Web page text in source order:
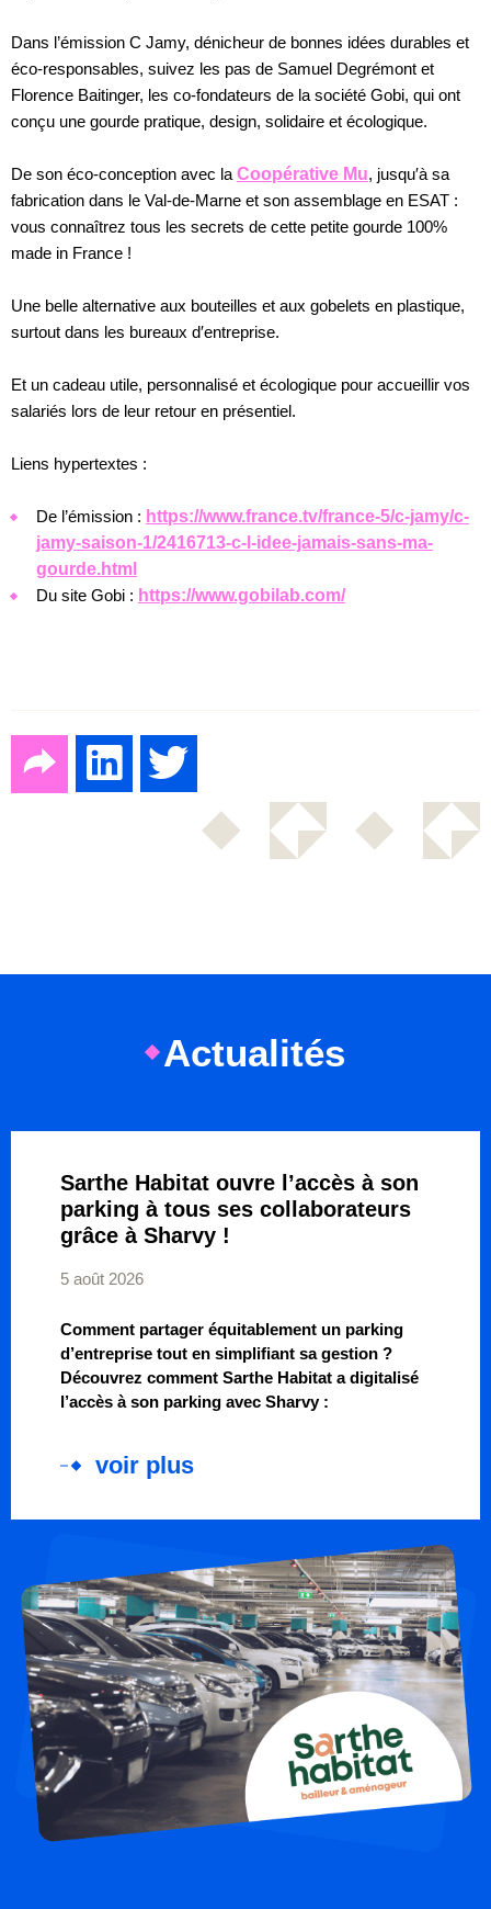
Dans l’émission C Jamy, dénicheur de bonnes idées durables et
éco-responsables, suivez les pas de Samuel Degrémont et
Florence Baitinger, les co-fondateurs de la société Gobi, qui ont
conçu une gourde pratique, design, solidaire et écologique.
De son éco-conception avec la Coopérative Mu, jusqu′à sa
fabrication dans le Val-de-Marne et son assemblage en ESAT :
vous connaîtrez tous les secrets de cette petite gourde 100%
made in France !
Une belle alternative aux bouteilles et aux gobelets en plastique,
surtout dans les bureaux d′entreprise.
Et un cadeau utile, personnalisé et écologique pour accueillir vos
salariés lors de leur retour en présentiel.
Liens hypertextes :
De l’émission : https://www.france.tv/france-5/c-jamy/c-
jamy-saison-1/2416713-c-l-idee-jamais-sans-ma-
gourde.html
Du site Gobi : https://www.gobilab.com/
Actualités
Sarthe Habitat ouvre l’accès à son
parking à tous ses collaborateurs
grâce à Sharvy !
5 août 2026
Comment partager équitablement un parking
d’entreprise tout en simplifiant sa gestion ?
Découvrez comment Sarthe Habitat a digitalisé
l’accès à son parking avec Sharvy :
voir plus